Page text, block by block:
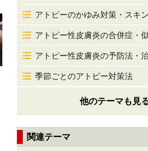
アトピーのかゆみ対策・スキ
アトピー性皮膚炎の合併症・
アトピー性皮膚炎の予防法・
季節ごとのアトピー対策法
他のテーマも見
関連テーマ